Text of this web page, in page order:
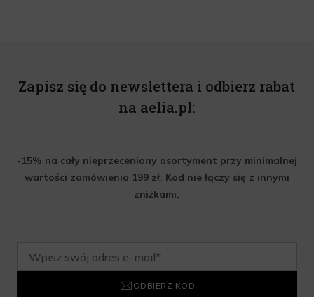
Zapisz się do newslettera i odbierz rabat
na aelia.pl:
-15% na cały nieprzeceniony asortyment przy minimalnej
wartości zamówienia 199 zł. Kod nie łączy się z innymi
zniżkami.
ODBIERZ KOD